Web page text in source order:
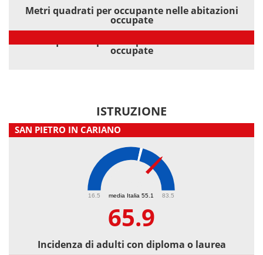
Metri quadrati per occupante nelle abitazioni
occupate
occupate
ISTRUZIONE
SAN PIETRO IN CARIANO
media Italia 55.1
16.5 83.5
65.9
Incidenza di adulti con diploma o laurea